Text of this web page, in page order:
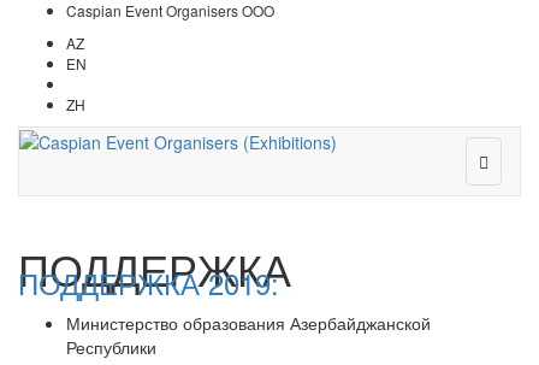
Caspian Event Organisers OOO
AZ
EN
ZH
ПОДДЕРЖКА
ПОДДЕРЖКА 2019:
Министерство образования Азербайджанской
Республики